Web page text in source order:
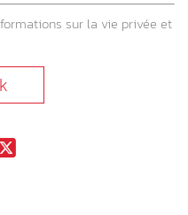
sur la vie privée et